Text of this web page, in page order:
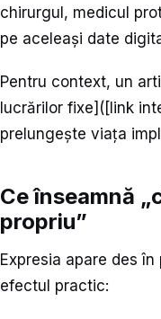
chirurgul, medicul
pe aceleași date
Pentru context, un
lucrărilor fixe]([link
prelungește viața
Ce înseamnă
propriu”
Expresia apare des
efectul practic: